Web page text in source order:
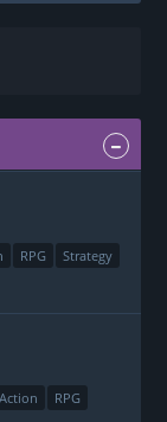
RPG Strategy
Action
RPG